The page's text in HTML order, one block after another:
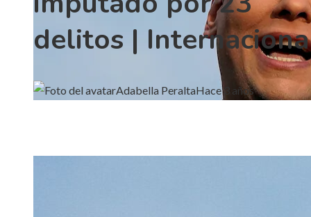
delitos |
Adabella PeraltaHace 3 años